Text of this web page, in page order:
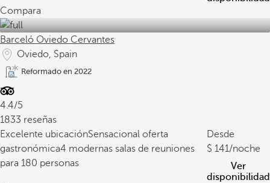
Compara
Barceló Oviedo Cervantes
Oviedo, Spain
Reformado en 2022
4.4/5
1833 reseñas
Excelente ubicaciónSensacional oferta
gastronómica4 modernas salas de reuniones
para 180 personas
Desde
141/noche
Ver
disponibilidad